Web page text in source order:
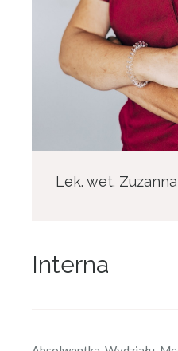
Lek. wet.
Interna